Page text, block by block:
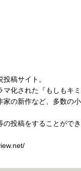
稿サイト。
化された『もしもキミ
家の新作など、多数の小
の投稿をすることができ